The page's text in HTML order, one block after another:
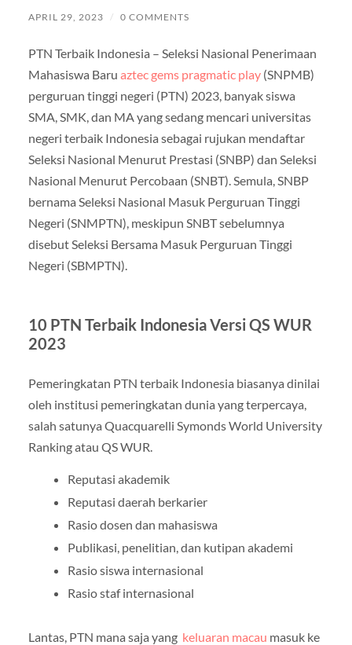
APRIL 29, 2023 / 0 COMMENTS
PTN Terbaik Indonesia – Seleksi Nasional Penerimaan
Mahasiswa Baru aztec gems pragmatic play(SNPMB)
perguruan tinggi negeri (PTN) 2023, banyak siswa
SMA, SMK, dan MA yang sedang mencari universitas
negeri terbaik Indonesia sebagai rujukan mendaftar
Seleksi Nasional Menurut Prestasi (SNBP) dan Seleksi
Nasional Menurut Percobaan (SNBT). Semula, SNBP
bernama Seleksi Nasional Masuk Perguruan Tinggi
Negeri (SNMPTN), meskipun SNBT sebelumnya
disebut Seleksi Bersama Masuk Perguruan Tinggi
Negeri (SBMPTN).
10 PTN Terbaik Indonesia Versi QS WUR
2023
Pemeringkatan PTN terbaik Indonesia biasanya dinilai
oleh institusi pemeringkatan dunia yang terpercaya,
salah satunya Quacquarelli Symonds World University
Ranking atau QS WUR.
Reputasi akademik
Reputasi daerah berkarier
Rasio dosen dan mahasiswa
Publikasi, penelitian, dan kutipan akademi
Rasio siswa internasional
Rasio staf internasional
Lantas, PTN mana saja yang keluaran macau masuk ke